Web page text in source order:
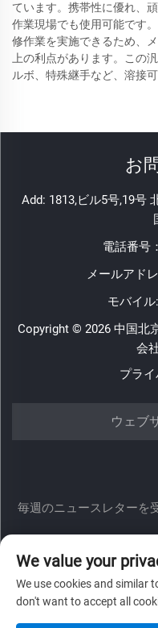
ています。携帯性に優れ、
作業現場でも使用可能です
修作業を実施できるため、
上の利点があります。この
ルボ、特殊継手など、溶接
お
Add: 1813,ビル5号,19号
電話番号：
メールアド
モバイル:
Copyright © 2026 中国北
会
プラ
ウェブ
毎週のニュースレターを
We value your
We use cookies and similar
don't want to accept all